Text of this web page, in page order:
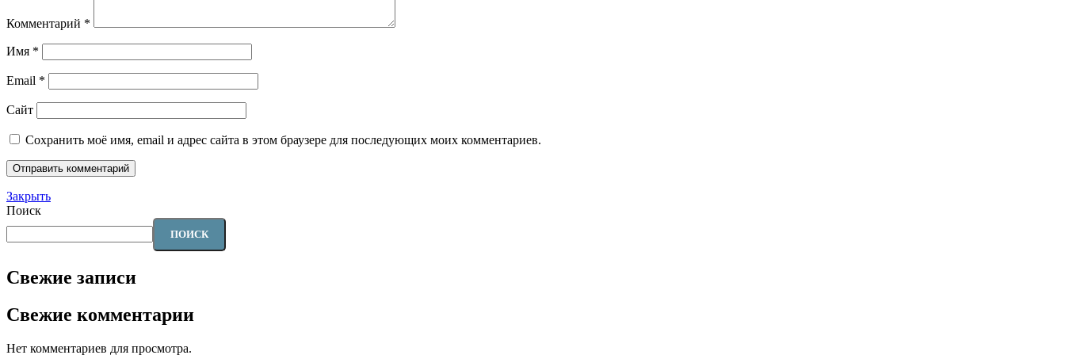
Комментарий *
Имя *
Email *
Сайт
Сохранить моё имя, email и адрес сайта в этом браузере для последующих моих комментариев.
Закрыть
Поиск
ПОИСК
Свежие записи
Свежие комментарии
Нет комментариев для просмотра.